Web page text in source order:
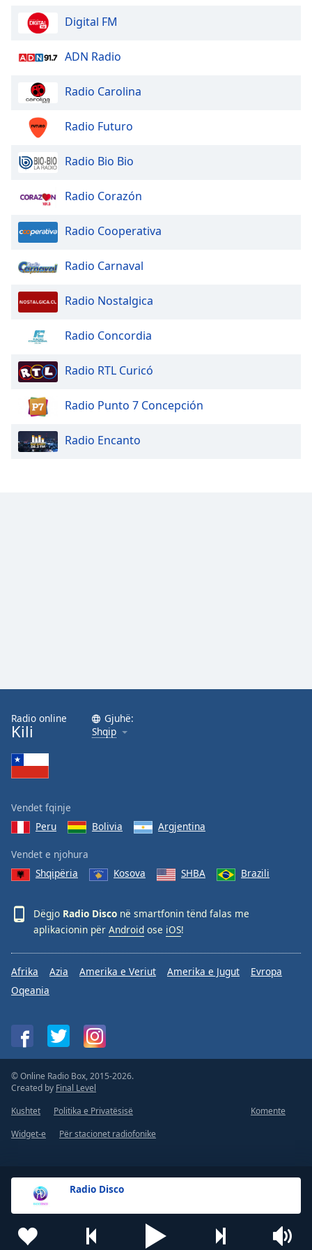
Radio Disco
Digital FM
ADN Radio
Radio Carolina
Radio Futuro
Radio Bio Bio
Radio Corazón
Radio Cooperativa
Radio Carnaval
Radio Nostalgica
Radio Concordia
Radio RTL Curicó
Radio Punto 7 Concepción
Radio Encanto
Radio online
Kili
Gjuhë:
Shqip
Vendet fqinje
Peru
Bolivia Argjentina
Vendet e njohura
Shqipëria
Kosova SHBA Brazili
Dëgjo Radio Disco në smartfonin tënd falas me
aplikacionin për Android ose iOS!
Afrika Azia Amerika e Veriut Amerika e Jugut
Evropa
Oqeania
© Online Radio Box, 2015-2026.
Created by Final Level
Kushtet
Politika e Privatësisë
Komente
Widget-e
Për stacionet radiofonike